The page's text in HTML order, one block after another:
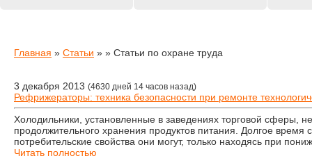
Главная » Статьи » » Статьи по охране труда
3 декабря 2013 (4630 дней 14 часов назад)
Рефрижераторы: техника безопасности при ремонте
Холодильники, установленные в заведениях торговой сферы,
продолжительного хранения продуктов питания. Долгое время
потребительские свойства они могут, только находясь при
Читать полностью